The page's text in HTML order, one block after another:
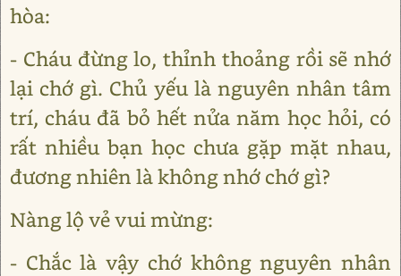
hòa:
- Cháu đừng lo, thỉnh thoảng rồi sẽ nhớ
lại chớ gì. Chủ yếu là nguyên nhân tâm
trí, cháu đã bỏ hết nửa năm học hỏi, có
rất nhiều bạn học chưa gặp mặt nhau,
đương nhiên là không nhớ chớ gì?
Nàng lộ vẻ vui mừng:
- Chắc là vậy chớ không nguyên nhân